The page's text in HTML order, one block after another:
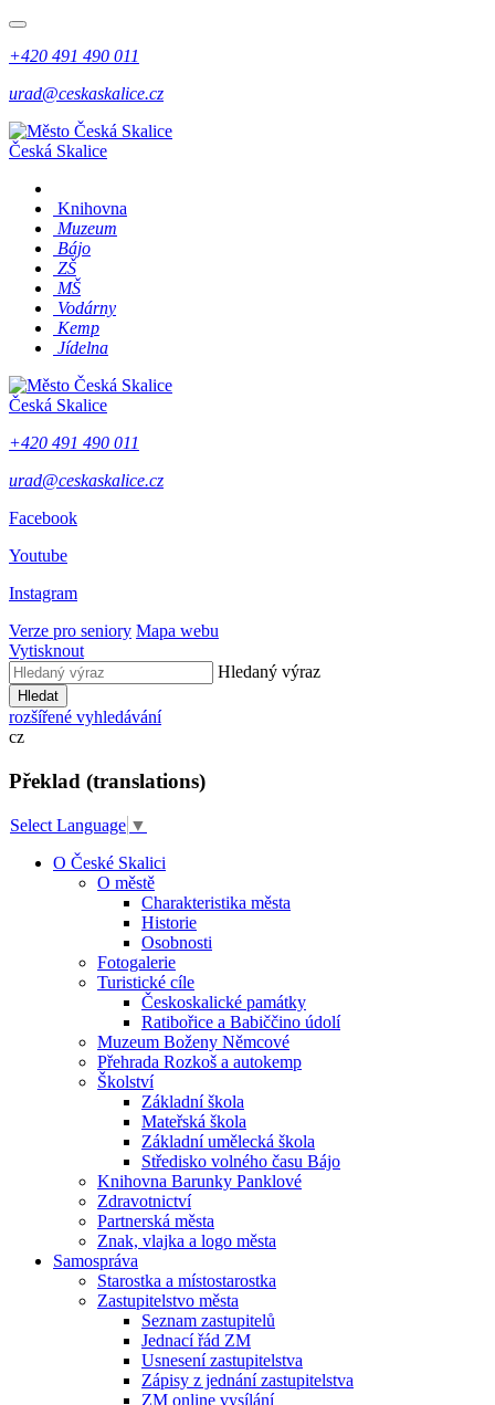
+420 491 490 011
urad@ceskaskalice.cz
Česká Skalice
Knihovna
Muzeum
Bájo
ZŠ
MŠ
Vodárny
Kemp
Jídelna
Česká Skalice
+420 491 490 011
urad@ceskaskalice.cz
Facebook
Youtube
Instagram
Verze pro seniory Mapa webu
Vytisknout
Hledaný výraz
Hledat
rozšířené vyhledávání
cz
Překlad (translations)
Select Language ▼
O České Skalici
O městě
Charakteristika města
Historie
Osobnosti
Fotogalerie
Turistické cíle
Českoskalické památky
Ratibořice a Babiččino údolí
Muzeum Boženy Němcové
Přehrada Rozkoš a autokemp
Školství
Základní škola
Mateřská škola
Základní umělecká škola
Středisko volného času Bájo
Knihovna Barunky Panklové
Zdravotnictví
Partnerská města
Znak, vlajka a logo města
Samospráva
Starostka a místostarostka
Zastupitelstvo města
Seznam zastupitelů
Jednací řád ZM
Usnesení zastupitelstva
Zápisy z jednání zastupitelstva
ZM online vysílání